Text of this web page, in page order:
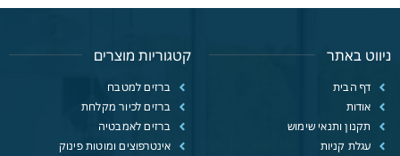
ניווט באתר
דף הבית
אודות
תקנון ותנאי שימוש
עגלת קניות
קטגוריות מוצרים
ברזים למטבח
ברזים לכיור מקלחת
ברזים לאמבטיה
אינטרפוצים ומוטות פינוק